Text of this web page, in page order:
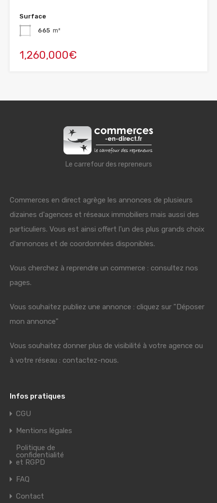
Surface
665 m²
1,260,000€
Le carrefour des repreneurs
Commerces en direct agrège les annonces de plusieurs
dizaines d'agences et réseaux immobiliers mais aussi des
particuliers. Vous est ainsi offert l'un des plus grands choix
d'annonces et de coordonnées disponibles.
Vous cherchez à reprendre un commerce : consultez nos
pages.
Vous souhaitez publiez une annonce : cliquez sur "Déposer
mon annonce"
Vous souhaitez donner plus de visibilité à votre agence ou
à votre réseau : contactez-nous.
Infos pratiques
CGU
Mentions légales
Politique de
confidentialité
et RGPD
FAQ
Contact